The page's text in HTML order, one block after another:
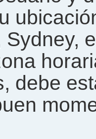
Sydney,
debe